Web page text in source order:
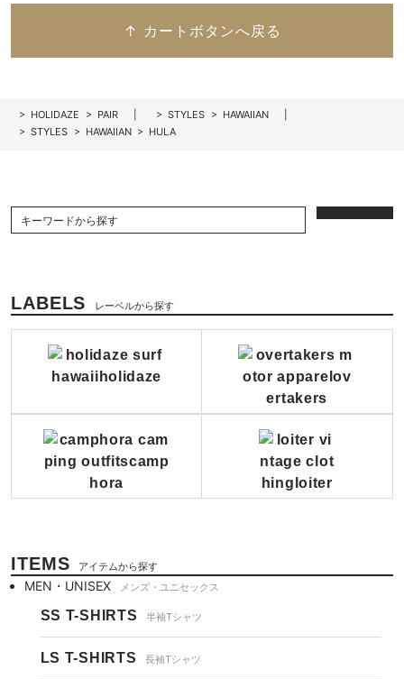
↑ カートボタンへ戻る
> HOLIDAZE > PAIR >STYLES > HAWAIIAN
>STYLES > HAWAIIAN > HULA
LABELS レーベルから探す
ITEMS アイテムから探す
MEN・UNISEX メンズ・ユニセックス
SS T-SHIRTS 半袖Tシャツ
LS T-SHIRTS 長袖Tシャツ